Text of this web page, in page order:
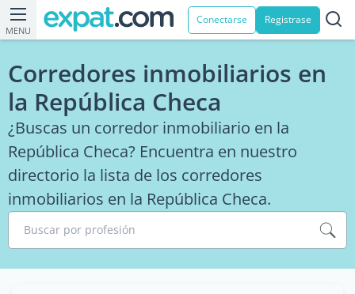
MENU
Conectarse Registrase
Corredores inmobiliarios en
la República Checa
¿Buscas un corredor inmobiliario en la
República Checa? Encuentra en nuestro
directorio la lista de los corredores
inmobiliarios en la República Checa.
Buscar por profesión